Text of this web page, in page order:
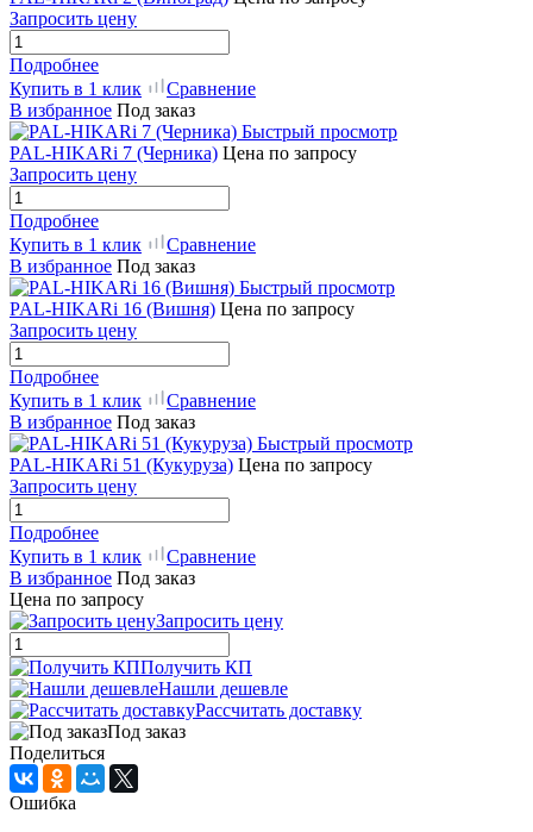
Запросить цену
Подробнее
Купить в 1 клик
Сравнение
В избранное Под заказ
Быстрый просмотр
PAL-HIKARi 7 (Черника) Цена по запросу
Запросить цену
Подробнее
Купить в 1 клик
Сравнение
В избранное Под заказ
Быстрый просмотр
PAL-HIKARi 16 (Вишня) Цена по запросу
Запросить цену
Подробнее
Купить в 1 клик
Сравнение
В избранное Под заказ
Быстрый просмотр
PAL-HIKARi 51 (Кукуруза) Цена по запросу
Запросить цену
Подробнее
Купить в 1 клик
Сравнение
В избранное Под заказ
Цена по запросу
Запросить цену
Получить КП
Нашли дешевле
Рассчитать доставку
Под заказ
Поделиться
Ошибка